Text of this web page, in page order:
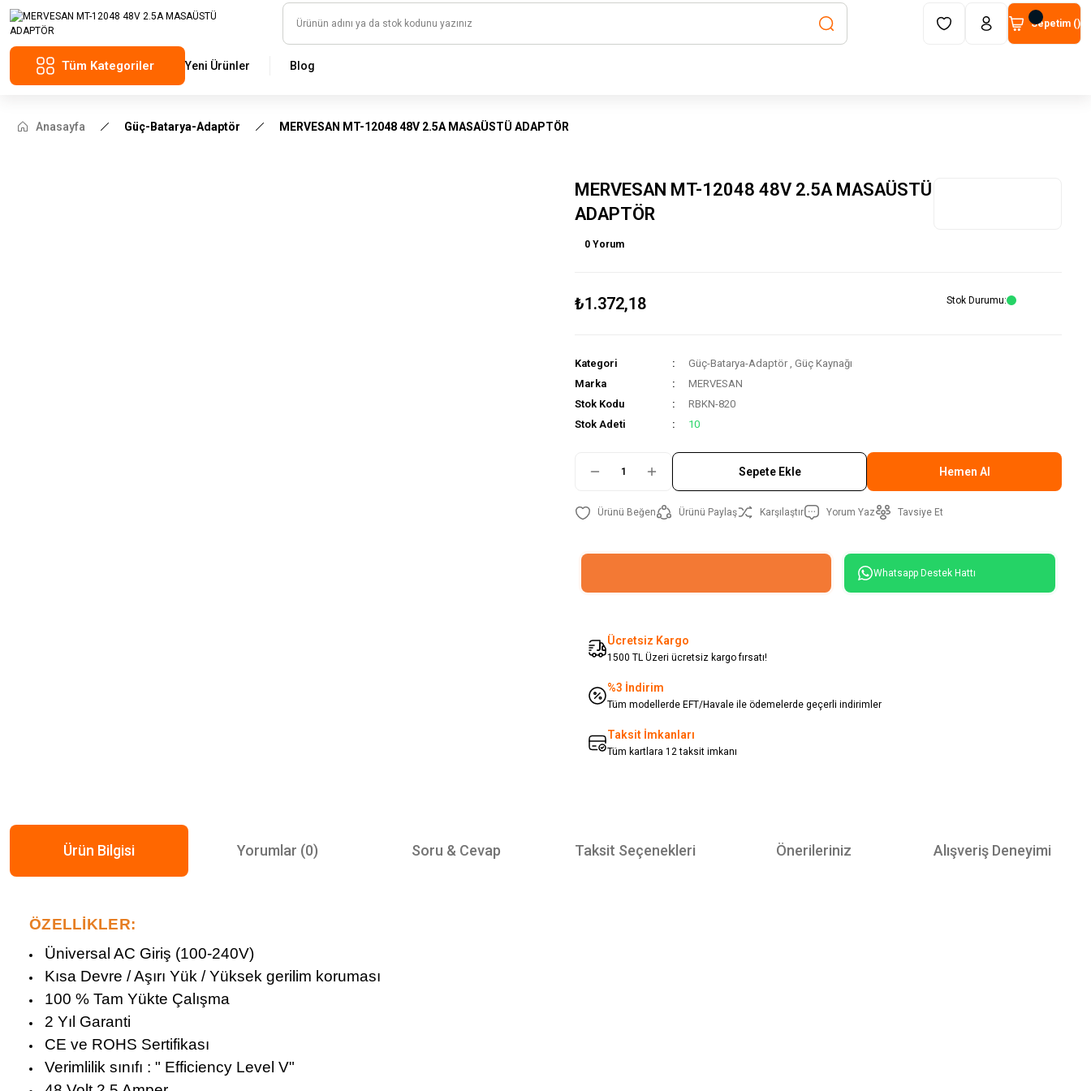
HAYAL ET - TASARLA - ÇALIŞTIR
Sepetim ()
Tüm Kategoriler Yeni Ürünler Blog
Anasayfa Güç-Batarya-Adaptör MERVESAN MT-12048 48V 2.5A MASAÜSTÜ ADAPTÖR
MERVESAN MT-12048 48V 2.5A MASAÜSTÜ
ADAPTÖR
0 Yorum
₺1.372,18 Stok Durumu
Kategori Güç-Batarya-Adaptör , Güç Kaynağı
Marka
MERVESAN
Stok Kodu
RBKN-820
Stok Adeti
10
Sepete Ekle Hemen Al
Ürünü Paylaş Karşılaştır Yorum Yaz Tavsiye Et
Whatsapp Destek Hattı
Ücretsiz Kargo
1500 TL Üzeri ücretsiz kargo fırsatı!
%3 İndirim
Tüm modellerde EFT/Havale ile ödemelerde geçerli indirimler
Taksit İmkanları
Tüm kartlara 12 taksit imkanı
Ürün Bilgisi Yorumlar (0) Soru & Cevap Taksit Seçenekleri Önerileriniz Alışveriş Deneyimi
ÖZELLİKLER:
Üniversal AC Giriş (100-240V)
Kısa Devre / Aşırı Yük / Yüksek gerilim koruması
100 % Tam Yükte Çalışma
2 Yıl Garanti
CE ve ROHS Sertifikası
Verimlilik sınıfı : " Efficiency Level V"